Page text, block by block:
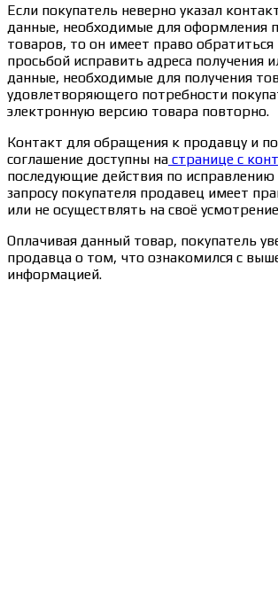
Если покупатель неверно указал
данные, необходимые для оформления
товаров, то он имеет право обратиться
просьбой исправить адреса получения
данные, необходимые для получения
удовлетворяющего потребности
электронную версию товара повторно.
Контакт для обращения к продавцу и
соглашение доступны на странице с
последующие действия по
запросу покупателя продавец имеет
или не осуществлять на своё
Оплачивая данный товар, покупатель
продавца о том, что ознакомился с
информацией.